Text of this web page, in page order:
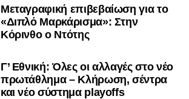
Μεταγραφική επιβεβαίωση για το
«Διπλό Μαρκάρισμα»: Στην
Κόρινθο ο Ντότης
Γ’ Εθνική: Όλες οι αλλαγές στο νέο
πρωτάθλημα – Κλήρωση, σέντρα
και νέο σύστημα playoffs